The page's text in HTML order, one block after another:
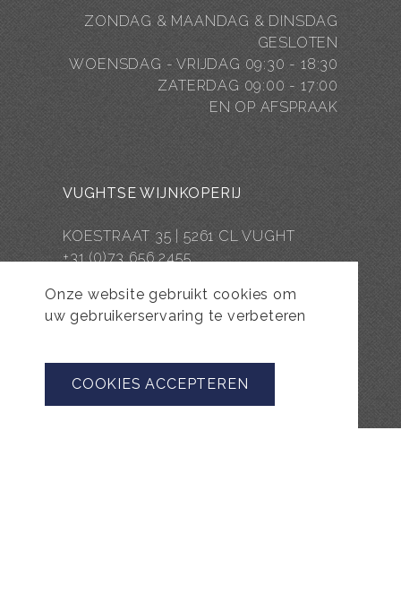
Onze website gebruikt cookies om
uw gebruikerservaring te verbeteren
COOKIES ACCEPTEREN
ZONDAG & MAANDAG & DINSDAG
GESLOTEN
WOENSDAG - VRIJDAG 09:30 - 18:30
ZATERDAG 09:00 - 17:00
EN OP AFSPRAAK
VUGHTSE WIJNKOPERIJ
KOESTRAAT 35 | 5261 CL VUGHT
+31 (0)73 656 2455